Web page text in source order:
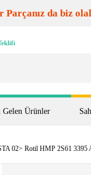
Parçanız da biz
Gelen Ürünler
02> Rotil HMP 2S61 3395